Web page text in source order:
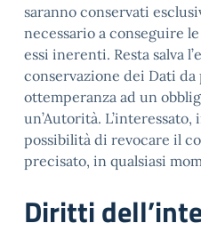
saranno conservati
necessario a conseguire
essi inerenti. Resta salva
conservazione dei Dati
ottemperanza ad un
un’Autorità. L’interessato,
possibilità di revocare il
precisato, in qualsiasi
Diritti